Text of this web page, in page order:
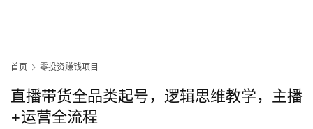
首页 零投资赚钱项目
直播带货全品类起号，逻辑思维教学，主播
+运营全流程